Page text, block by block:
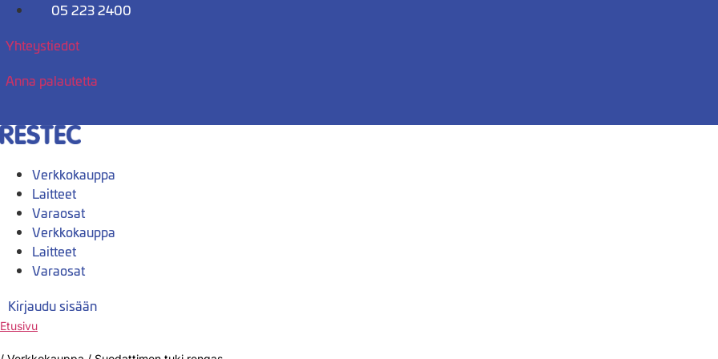
Mene
05 223 2400
Yhteystiedot
Anna palautetta
Verkkokauppa
Laitteet
Varaosat
Verkkokauppa
Laitteet
Varaosat
Kirjaudu sisään
Etusivu